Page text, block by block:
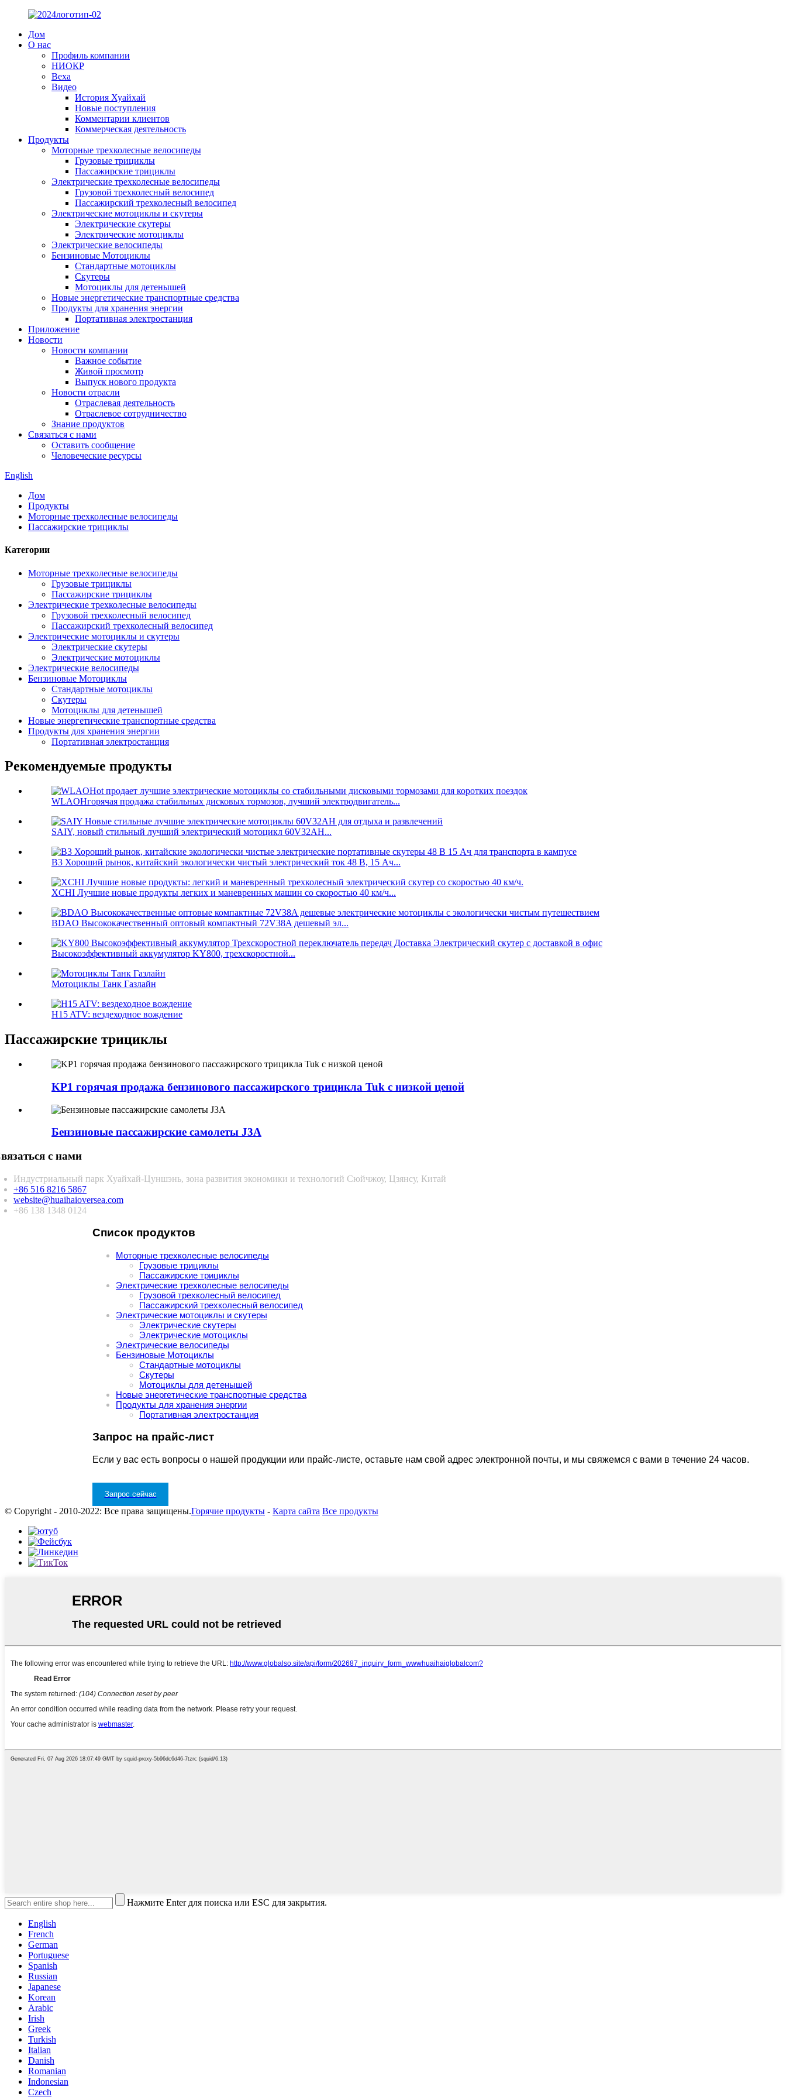
Дом
О нас
Профиль компании
НИОКР
Веха
Видео
История Хуайхай
Новые поступления
Комментарии клиентов
Коммерческая деятельность
Продукты
Моторные трехколесные велосипеды
Грузовые трициклы
Пассажирские трициклы
Электрические трехколесные велосипеды
Грузовой трехколесный велосипед
Пассажирский трехколесный велосипед
Электрические мотоциклы и скутеры
Электрические скутеры
Электрические мотоциклы
Электрические велосипеды
Бензиновые Мотоциклы
Стандартные мотоциклы
Скутеры
Мотоциклы для детенышей
Новые энергетические транспортные средства
Продукты для хранения энергии
Портативная электростанция
Приложение
Новости
Новости компании
Важное событие
Живой просмотр
Выпуск нового продукта
Новости отрасли
Отраслевая деятельность
Отраслевое сотрудничество
Знание продуктов
Связаться с нами
Оставить сообщение
Человеческие ресурсы
English
Дом
Продукты
Моторные трехколесные велосипеды
Пассажирские трициклы
Категории
Моторные трехколесные велосипеды
Грузовые трициклы
Пассажирские трициклы
Электрические трехколесные велосипеды
Грузовой трехколесный велосипед
Пассажирский трехколесный велосипед
Электрические мотоциклы и скутеры
Электрические скутеры
Электрические мотоциклы
Электрические велосипеды
Бензиновые Мотоциклы
Стандартные мотоциклы
Скутеры
Мотоциклы для детенышей
Новые энергетические транспортные средства
Продукты для хранения энергии
Портативная электростанция
Рекомендуемые продукты
WLAOHгорячая продажа стабильных дисковых тормозов, лучший электродвигатель...
SAIY, новый стильный лучший электрический мотоцикл 60V32AH...
B3 Хороший рынок, китайский экологически чистый электрический ток 48 В, 15 Ач...
XCHI Лучшие новые продукты легких и маневренных машин со скоростью 40 км/ч...
BDAO Высококачественный оптовый компактный 72V38A дешевый эл...
Высокоэффективный аккумулятор KY800, трехскоростной...
Мотоциклы Танк Газлайн
H15 ATV: вездеходное вождение
Пассажирские трициклы
KP1 горячая продажа бензинового пассажирского трицикла Tuk с низкой ценой
Бензиновые пассажирские самолеты J3A
с нами
Индустриальный парк Хуайхай-Цуншэнь, зона развития экономики и технологий Сюйчжоу, Цзянсу, Китай
+86 516 8216 5867
website@huaihaioversea.com
+86 138 1348 0124
Список продуктов
Моторные трехколесные велосипеды
Грузовые трициклы
Пассажирские трициклы
Электрические трехколесные велосипеды
Грузовой трехколесный велосипед
Пассажирский трехколесный велосипед
Электрические мотоциклы и скутеры
Электрические скутеры
Электрические мотоциклы
Электрические велосипеды
Бензиновые Мотоциклы
Стандартные мотоциклы
Скутеры
Мотоциклы для детенышей
Новые энергетические транспортные средства
Продукты для хранения энергии
Портативная электростанция
Запрос на прайс-лист
Если у вас есть вопросы о нашей продукции или прайс-листе, оставьте нам свой адрес электронной почты, и мы свяжемся с вами в течение 24 часов.
Запрос сейчас
© Copyright - 2010-2022: Все права защищены.Горячие продукты - Карта сайта Все продукты
Нажмите Enter для поиска или ESC для закрытия.
English
French
German
Portuguese
Spanish
Russian
Japanese
Korean
Arabic
Irish
Greek
Turkish
Italian
Danish
Romanian
Indonesian
Czech